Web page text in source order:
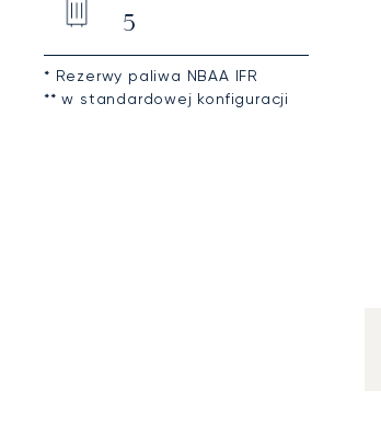
5
* Rezerwy paliwa NBAA IFR
** w standardowej konfiguracji